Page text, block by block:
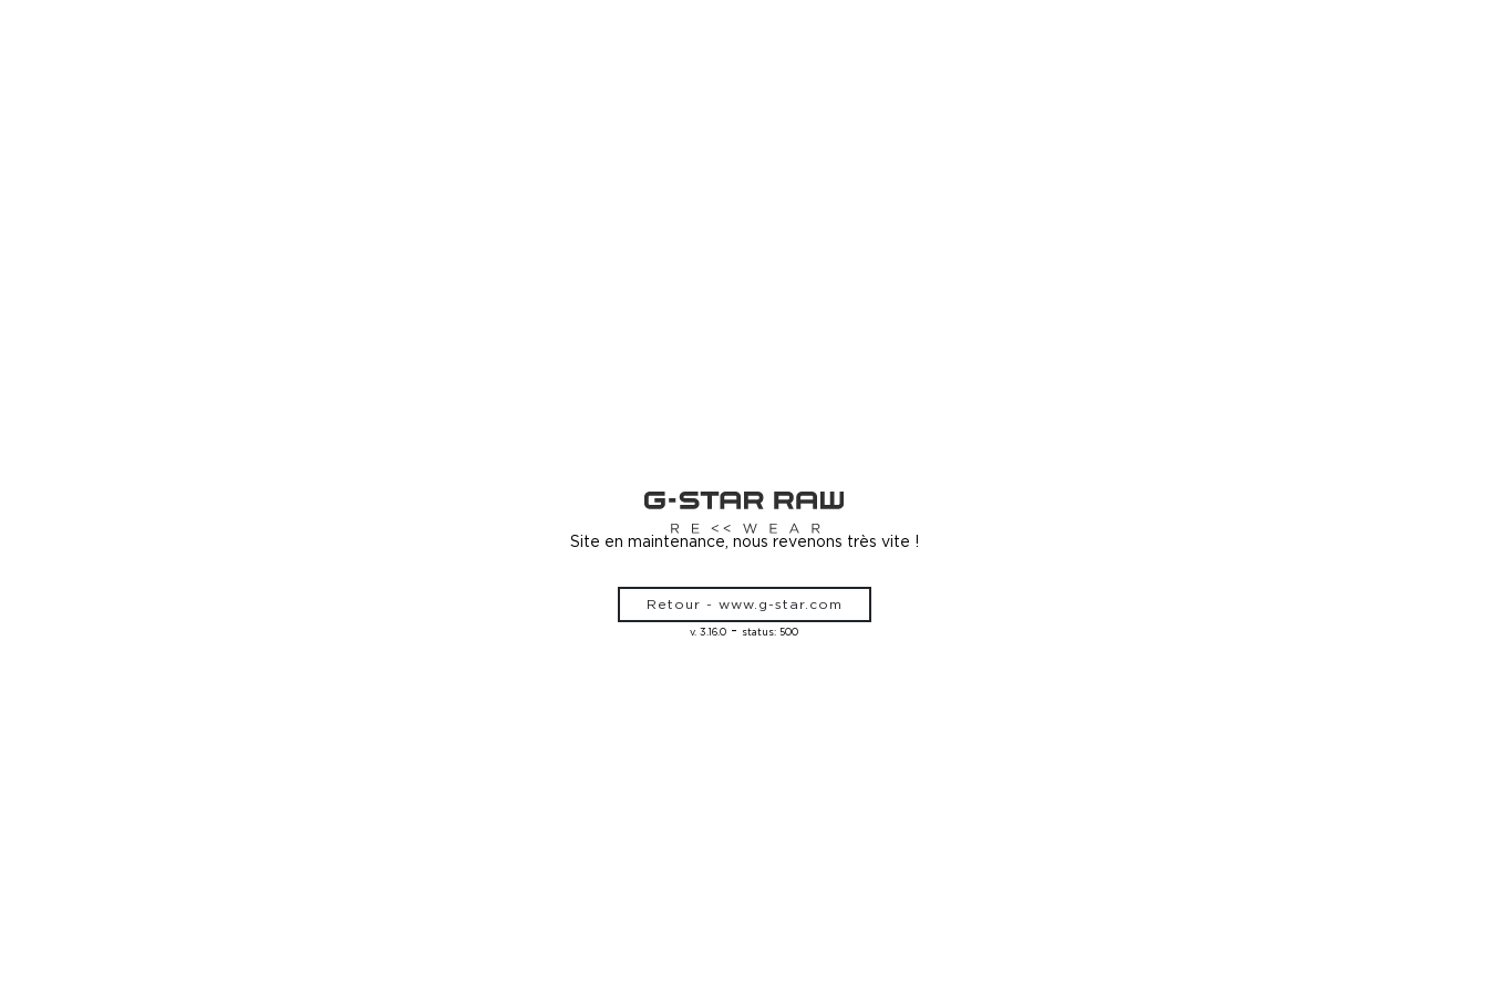
Site en maintenance, nous revenons très vite !
Retour - www.g-star.com
v. 3.16.0 - status: 500